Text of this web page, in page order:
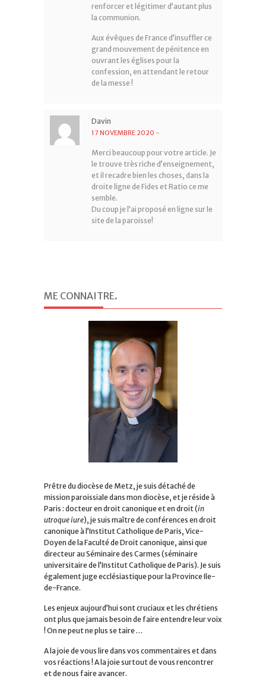
renforcer et légitimer d’autant plus
la communion.
Aux évêques de France d’insuffler ce
grand mouvement de pénitence en
ouvrant les églises pour la
confession, en attendant le retour
de la messe !
Davin
17 NOVEMBRE 2020 -
Merci beaucoup pour votre article. Je
le trouve très riche d’enseignement,
et il recadre bien les choses, dans la
droite ligne de Fides et Ratio ce me
semble.
Du coup je l’ai proposé en ligne sur le
site de la paroisse!
ME CONNAITRE.
Prêtre du diocèse de Metz, je suis détaché de
mission paroissiale dans mon diocèse, et je réside à
Paris : docteur en droit canonique et en droit (in
utroque iure), je suis maître de conférences en droit
canonique à l’Institut Catholique de Paris, Vice-
Doyen de la Faculté de Droit canonique, ainsi que
directeur au Séminaire des Carmes (séminaire
universitaire de l’Institut Catholique de Paris). Je suis
également juge ecclésiastique pour la Province Ile-
de-France.
Les enjeux aujourd’hui sont cruciaux et les chrétiens
ont plus que jamais besoin de faire entendre leur voix
! On ne peut ne plus se taire …
A la joie de vous lire dans vos commentaires et dans
vos réactions ! A la joie surtout de vous rencontrer
et de nous faire avancer.